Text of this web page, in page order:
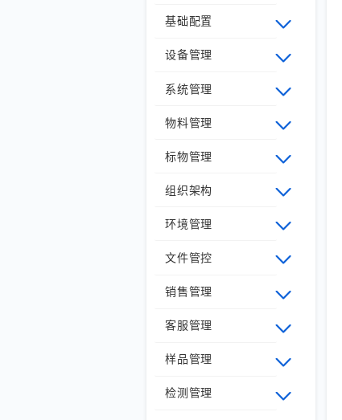
基础配置
设备管理
系统管理
物料管理
标物管理
组织架构
环境管理
文件管控
销售管理
客服管理
样品管理
检测管理